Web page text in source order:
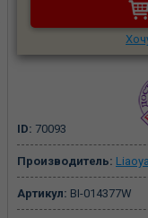
ID: 70093
Производитель:
Артикул: BI-014377W